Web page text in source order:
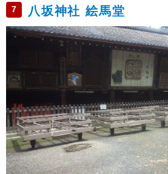
7 八坂神社 絵馬堂